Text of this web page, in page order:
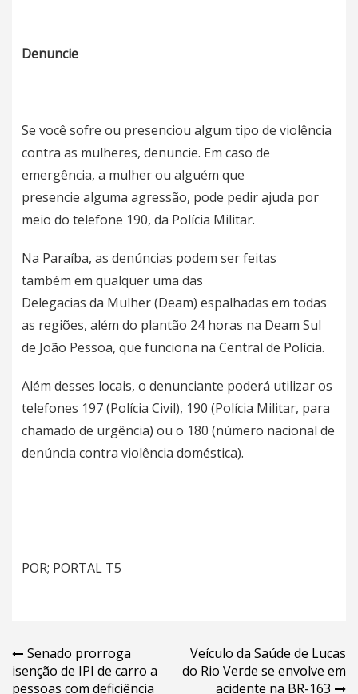
Denuncie
Se você sofre ou presenciou algum tipo de violência
contra as mulheres, denuncie. Em caso de
emergência, a mulher ou alguém que
presencie alguma agressão, pode pedir ajuda por
meio do telefone 190, da Polícia Militar.
Na Paraíba, as denúncias podem ser feitas
também em qualquer uma das
Delegacias da Mulher (Deam) espalhadas em todas
as regiões, além do plantão 24 horas na Deam Sul
de João Pessoa, que funciona na Central de Polícia.
Além desses locais, o denunciante poderá utilizar os
telefones 197 (Polícia Civil), 190 (Polícia Militar, para
chamado de urgência) ou o 180 (número nacional de
denúncia contra violência doméstica).
POR; PORTAL T5
Navegação
de
Senado prorroga
isenção de IPI de carro a
pessoas com deficiência
Veículo da Saúde de Lucas
do Rio Verde se envolve em
acidente na BR-163